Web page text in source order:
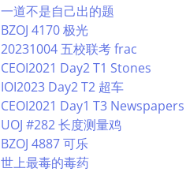
一道不是自己出的题
BZOJ 4170 极光
20231004 五校联考 frac
CEOI2021 Day2 T1 Stones
IOI2023 Day2 T2 超车
CEOI2021 Day1 T3 Newspapers
UOJ #282 长度测量鸡
BZOJ 4887 可乐
世上最毒的毒药